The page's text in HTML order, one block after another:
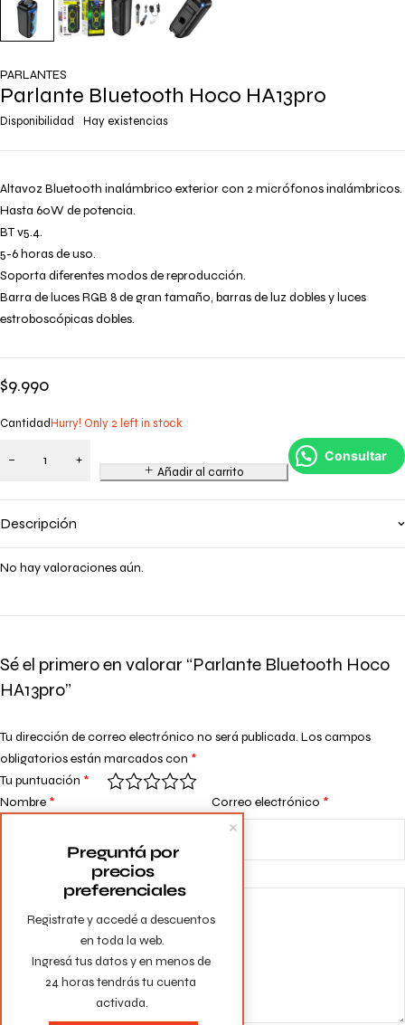
PARLANTES
Parlante Bluetooth Hoco HA13pro
Disponibilidad Hay existencias
Altavoz Bluetooth inalámbrico exterior con 2 micrófonos inalámbricos.
Hasta 60W de potencia.
BT v5.4.
5-6 horas de uso.
Soporta diferentes modos de reproducción.
Barra de luces RGB 8 de gran tamaño, barras de luz dobles y luces
estroboscópicas dobles.
$9.990
CantidadHurry! Only 2 left in stock
Añadir al carrito
Consultar
Descripción
No hay valoraciones aún.
Sé el primero en valorar “Parlante Bluetooth Hoco
HA13pro”
Tu dirección de correo electrónico no será publicada. Los campos
obligatorios están marcados con *
Tu puntuación *
Nombre * Correo electrónico *
Registrate y accedé a descuentos
en toda la web.
Ingresá tus datos y en menos de
24 horas tendrás tu cuenta
activada.
Preguntá por
precios
preferenciales